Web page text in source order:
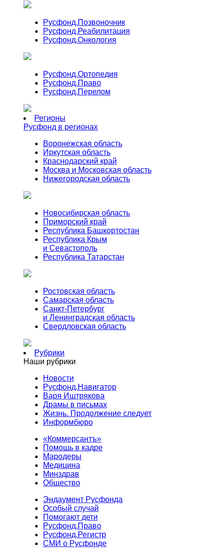
Русфонд.Позвоночник
Русфонд.Реабилитация
Русфонд.Онкология
Русфонд.Ортопедия
Русфонд.Право
Русфонд.Перелом
Регионы
Русфонд в регионах
Воронежская область
Иркутская область
Краснодарский край
Москва и Московская область
Нижегородская область
Новосибирская область
Приморский край
Республика Башкортостан
Республика Крым
и Севастополь
Республика Татарстан
Ростовская область
Самарская область
Санкт-Петербург
и Ленинградская область
Свердловская область
Рубрики
Наши рубрики
Новости
Русфонд.Навигатор
Варя Иштрякова
Драмы в письмах
Жизнь. Продолжение следует
Информбюро
«Коммерсантъ»
Помощь в кадре
Мародеры
Медицина
Минздрав
Общество
Эндаумент Русфонда
Особый случай
Помогают дети
Русфонд.Право
Русфонд.Регистр
СМИ о Русфонде